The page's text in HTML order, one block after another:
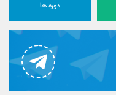
دوره ها